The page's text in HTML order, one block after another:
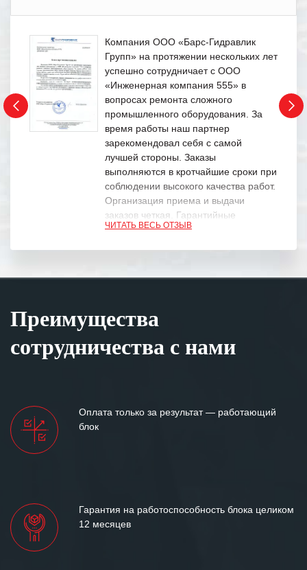
Компания ООО «Барс-Гидравлик
Групп» на протяжении нескольких лет
успешно сотрудничает с ООО
«Инженерная компания 555» в
вопросах ремонта сложного
промышленного оборудования. За
время работы наш партнер
зарекомендовал себя с самой
лучшей стороны. Заказы
выполняются в кротчайшие сроки при
соблюдении высокого качества работ.
Организация приема и выдачи
заказов четкая. Гарантийные
обязательства выполняются в
задач.
Особенно хочется отметить высокую
клиентоориентированность
ЧИТАТЬ ВЕСЬ ОТЗЫВ
Преимущества
сотрудничества с нами
Оплата только за результат — работающий
блок
Гарантия на работоспособность блока целиком
12 месяцев